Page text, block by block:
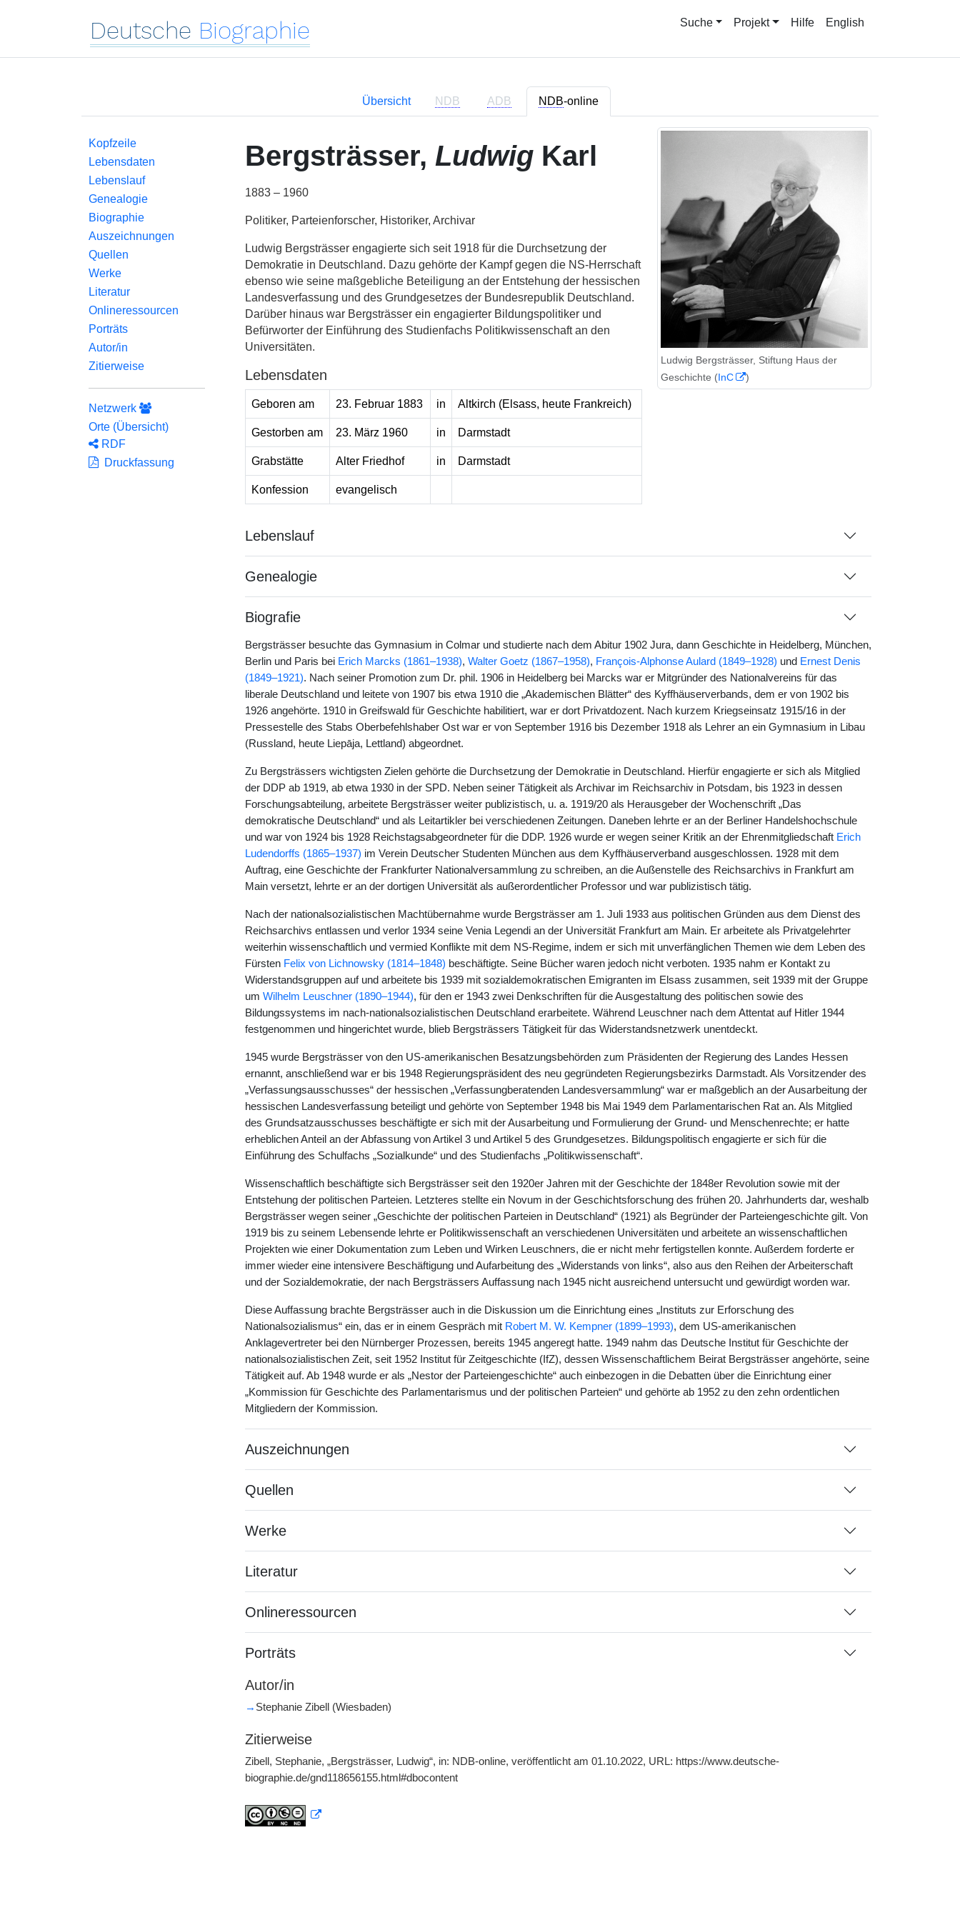
Deutsche Biographie Suche Projekt Hilfe English
Übersicht NDB ADB NDB-online
Kopfzeile
Lebensdaten
Lebenslauf
Genealogie
Biographie
Auszeichnungen
Quellen
Werke
Literatur
Onlineressourcen
Porträts
Autor/in
Zitierweise
Netzwerk
Orte (Übersicht)
RDF
Druckfassung
Bergsträsser, LudwigKarl
1883 – 1960
Politiker, Parteienforscher, Historiker, Archivar
Ludwig Bergsträsser engagierte sich seit 1918 für die Durchsetzung der
Demokratie in Deutschland. Dazu gehörte der Kampf gegen die NS-Herrschaft
ebenso wie seine maßgebliche Beteiligung an der Entstehung der hessischen
Landesverfassung und des Grundgesetzes der Bundesrepublik Deutschland.
Darüber hinaus war Bergsträsser ein engagierter Bildungspolitiker und
Befürworter der Einführung des Studienfachs Politikwissenschaft an den
Universitäten.
Lebensdaten
Geboren am 23. Februar 1883 in Altkirch (Elsass, heute Frankreich)
Gestorben am 23. März 1960 in Darmstadt
Grabstätte Alter Friedhof in Darmstadt
Konfession evangelisch
Ludwig Bergsträsser, Stiftung Haus der
Geschichte (InC )
Lebenslauf
Genealogie
Biografie
Bergsträsser besuchte das Gymnasium in Colmar und studierte nach dem Abitur 1902 Jura, dann Geschichte in Heidelberg, München,
Berlin und Paris bei Erich Marcks (1861–1938), Walter Goetz (1867–1958), François-Alphonse Aulard (1849–1928) und Ernest Denis
(1849–1921). Nach seiner Promotion zum Dr. phil. 1906 in Heidelberg bei Marcks war er Mitgründer des Nationalvereins für das
liberale Deutschland und leitete von 1907 bis etwa 1910 die „Akademischen Blätter“ des Kyffhäuserverbands, dem er von 1902 bis
1926 angehörte. 1910 in Greifswald für Geschichte habilitiert, war er dort Privatdozent. Nach kurzem Kriegseinsatz 1915/16 in der
Pressestelle des Stabs Oberbefehlshaber Ost war er von September 1916 bis Dezember 1918 als Lehrer an ein Gymnasium in Libau
(Russland, heute Liepāja, Lettland) abgeordnet.
Zu Bergsträssers wichtigsten Zielen gehörte die Durchsetzung der Demokratie in Deutschland. Hierfür engagierte er sich als Mitglied
der DDP ab 1919, ab etwa 1930 in der SPD. Neben seiner Tätigkeit als Archivar im Reichsarchiv in Potsdam, bis 1923 in dessen
Forschungsabteilung, arbeitete Bergsträsser weiter publizistisch, u. a. 1919/20 als Herausgeber der Wochenschrift „Das
demokratische Deutschland“ und als Leitartikler bei verschiedenen Zeitungen. Daneben lehrte er an der Berliner Handelshochschule
und war von 1924 bis 1928 Reichstagsabgeordneter für die DDP. 1926 wurde er wegen seiner Kritik an der Ehrenmitgliedschaft Erich
Ludendorffs (1865–1937) im Verein Deutscher Studenten München aus dem Kyffhäuserverband ausgeschlossen. 1928 mit dem
Auftrag, eine Geschichte der Frankfurter Nationalversammlung zu schreiben, an die Außenstelle des Reichsarchivs in Frankfurt am
Main versetzt, lehrte er an der dortigen Universität als außerordentlicher Professor und war publizistisch tätig.
Nach der nationalsozialistischen Machtübernahme wurde Bergsträsser am 1. Juli 1933 aus politischen Gründen aus dem Dienst des
Reichsarchivs entlassen und verlor 1934 seine Venia Legendi an der Universität Frankfurt am Main. Er arbeitete als Privatgelehrter
weiterhin wissenschaftlich und vermied Konflikte mit dem NS-Regime, indem er sich mit unverfänglichen Themen wie dem Leben des
Fürsten Felix von Lichnowsky (1814–1848) beschäftigte. Seine Bücher waren jedoch nicht verboten. 1935 nahm er Kontakt zu
Widerstandsgruppen auf und arbeitete bis 1939 mit sozialdemokratischen Emigranten im Elsass zusammen, seit 1939 mit der Gruppe
um Wilhelm Leuschner (1890–1944), für den er 1943 zwei Denkschriften für die Ausgestaltung des politischen sowie des
Bildungssystems im nach-nationalsozialistischen Deutschland erarbeitete. Während Leuschner nach dem Attentat auf Hitler 1944
festgenommen und hingerichtet wurde, blieb Bergsträssers Tätigkeit für das Widerstandsnetzwerk unentdeckt.
1945 wurde Bergsträsser von den US-amerikanischen Besatzungsbehörden zum Präsidenten der Regierung des Landes Hessen
ernannt, anschließend war er bis 1948 Regierungspräsident des neu gegründeten Regierungsbezirks Darmstadt. Als Vorsitzender des
„Verfassungsausschusses“ der hessischen „Verfassungberatenden Landesversammlung“ war er maßgeblich an der Ausarbeitung der
hessischen Landesverfassung beteiligt und gehörte von September 1948 bis Mai 1949 dem Parlamentarischen Rat an. Als Mitglied
des Grundsatzausschusses beschäftigte er sich mit der Ausarbeitung und Formulierung der Grund- und Menschenrechte; er hatte
erheblichen Anteil an der Abfassung von Artikel 3 und Artikel 5 des Grundgesetzes. Bildungspolitisch engagierte er sich für die
Einführung des Schulfachs „Sozialkunde“ und des Studienfachs „Politikwissenschaft“.
Wissenschaftlich beschäftigte sich Bergsträsser seit den 1920er Jahren mit der Geschichte der 1848er Revolution sowie mit der
Entstehung der politischen Parteien. Letzteres stellte ein Novum in der Geschichtsforschung des frühen 20. Jahrhunderts dar, weshalb
Bergsträsser wegen seiner „Geschichte der politischen Parteien in Deutschland“ (1921) als Begründer der Parteiengeschichte gilt. Von
1919 bis zu seinem Lebensende lehrte er Politikwissenschaft an verschiedenen Universitäten und arbeitete an wissenschaftlichen
Projekten wie einer Dokumentation zum Leben und Wirken Leuschners, die er nicht mehr fertigstellen konnte. Außerdem forderte er
immer wieder eine intensivere Beschäftigung und Aufarbeitung des „Widerstands von links“, also aus den Reihen der Arbeiterschaft
und der Sozialdemokratie, der nach Bergsträssers Auffassung nach 1945 nicht ausreichend untersucht und gewürdigt worden war.
Diese Auffassung brachte Bergsträsser auch in die Diskussion um die Einrichtung eines „Instituts zur Erforschung des
Nationalsozialismus“ ein, das er in einem Gespräch mit Robert M. W. Kempner (1899–1993), dem US-amerikanischen
Anklagevertreter bei den Nürnberger Prozessen, bereits 1945 angeregt hatte. 1949 nahm das Deutsche Institut für Geschichte der
nationalsozialistischen Zeit, seit 1952 Institut für Zeitgeschichte (IfZ), dessen Wissenschaftlichem Beirat Bergsträsser angehörte, seine
Tätigkeit auf. Ab 1948 wurde er als „Nestor der Parteiengeschichte“ auch einbezogen in die Debatten über die Einrichtung einer
„Kommission für Geschichte des Parlamentarismus und der politischen Parteien“ und gehörte ab 1952 zu den zehn ordentlichen
Mitgliedern der Kommission.
Auszeichnungen
Quellen
Werke
Literatur
Onlineressourcen
Porträts
Autor/in
→ Stephanie Zibell (Wiesbaden)
Zitierweise
Zibell, Stephanie, „Bergsträsser, Ludwig“, in: NDB-online, veröffentlicht am 01.10.2022, URL: https://www.deutsche-
biographie.de/gnd118656155.html#dbocontent